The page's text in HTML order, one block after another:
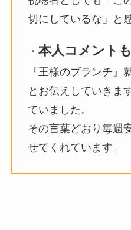
切にしているな」と
・ 本人コメント
『王様のブランチ』
とお伝えしていきま
ていました。
その言葉どおり毎週
せてくれています。